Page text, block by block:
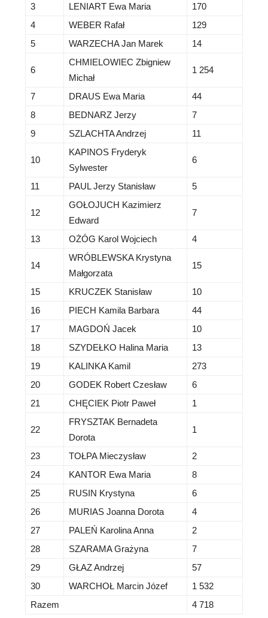
3
LENIART Ewa Maria
170
4
WEBER Rafał
129
5
WARZECHA Jan Marek 14
6
CHMIELOWIEC Zbigniew
Michał
1 254
7 DRAUS Ewa Maria
44
8
BEDNARZ Jerzy
7
9
SZLACHTA Andrzej 11
10
KAPINOS Fryderyk
Sylwester
6
11 PAUL Jerzy Stanisław 5
12
GOŁOJUCH Kazimierz
Edward
7
13 OŻÓG Karol Wojciech 4
14
WRÓBLEWSKA Krystyna
Małgorzata
15
15 KRUCZEK Stanisław
10
16
PIECH Kamila Barbara
44
17
MAGDOŃ Jacek
10
18
SZYDEŁKO Halina Maria
13
19
KALINKA Kamil
273
20
GODEK Robert Czesław
6
21
CHĘCIEK Piotr Paweł 1
22
FRYSZTAK Bernadeta
Dorota
1
23 TOŁPA Mieczysław
2
24
KANTOR Ewa Maria
8
25
RUSIN Krystyna
6
26
MURIAS Joanna Dorota
4
27
PALEŃ Karolina Anna
2
28
SZARAMA Grażyna
7
29
GŁAZ Andrzej
57
30
WARCHOŁ Marcin Józef
1 532
Razem
4 718